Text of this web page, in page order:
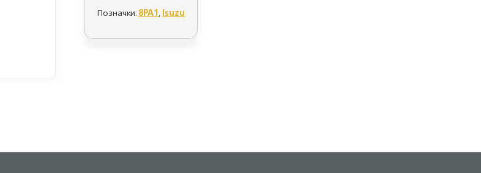
Позначки:8PA1,Isuzu